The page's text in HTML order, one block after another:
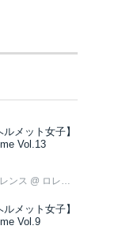
メット女子】
Vol.13
ンス @ ロレンス編集部
メット女子】
Vol.9